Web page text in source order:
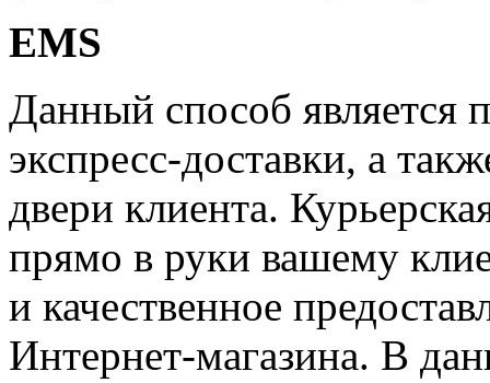
EMS
Данный способ является
экспресс-доставки, а
двери клиента.
прямо в руки вашему
и качественное
Интернет-магазина. В